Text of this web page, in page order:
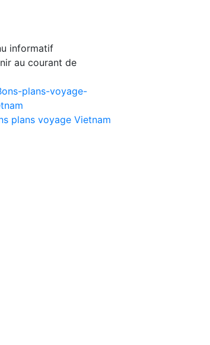
informatif
au courant de
plans voyage Vietnam